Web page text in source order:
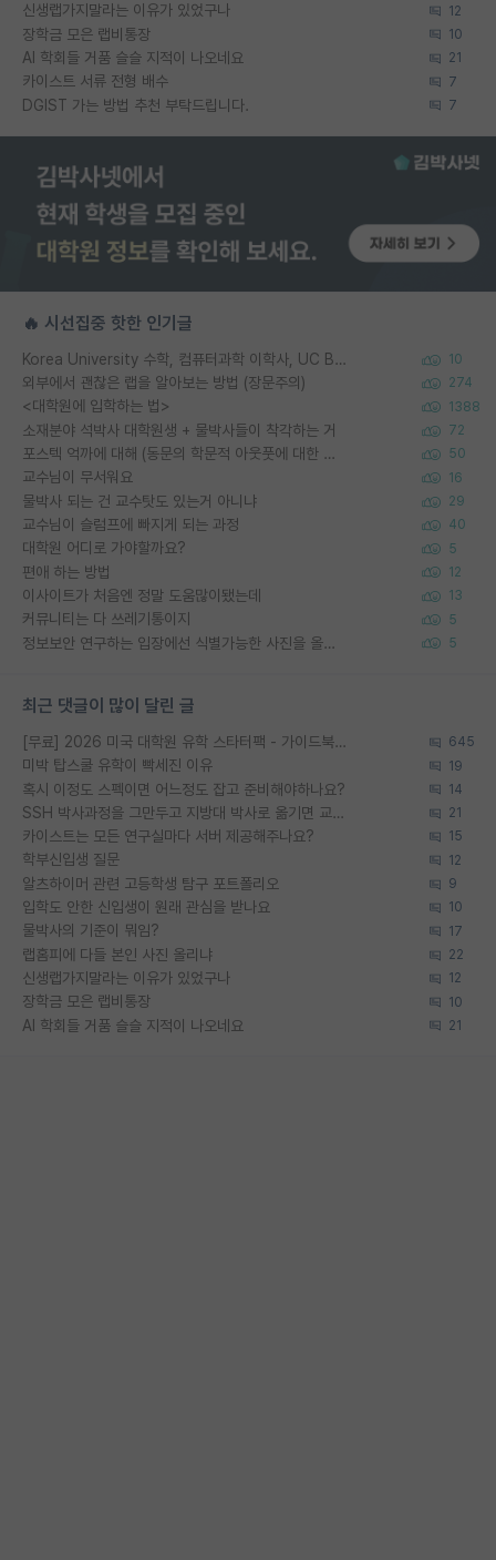
신생랩가지말라는 이유가 있었구나 12
장학금 모은 랩비통장 10
AI 학회들 거품 슬슬 지적이 나오네요 21
카이스트 서류 전형 배수 7
DGIST 가는 방법 추천 부탁드립니다. 7
🔥 시선집중 핫한 인기글
Korea University 수학, 컴퓨터과학 이학사, UC Berkeley 산업공학 대학원 공학박사가 되는 것은 쉽지 않겠죠? 10
외부에서 괜찮은 랩을 알아보는 방법 (장문주의) 274
<대학원에 입학하는 법> 1388
소재분야 석박사 대학원생 + 물박사들이 착각하는 거 72
포스텍 억까에 대해 (동문의 학문적 아웃풋에 대한 반박) 50
교수님이 무서워요 16
물박사 되는 건 교수탓도 있는거 아니냐 29
교수님이 슬럼프에 빠지게 되는 과정 40
대학원 어디로 가야할까요? 5
편애 하는 방법 12
이사이트가 처음엔 정말 도움많이됐는데 13
커뮤니티는 다 쓰레기통이지 5
정보보안 연구하는 입장에선 식별가능한 사진을 올리는건 비추이긴함 5
최근 댓글이 많이 달린 글
[무료] 2026 미국 대학원 유학 스타터팩 - 가이드북 & 합격자 컨택메일 템플릿 645
미박 탑스쿨 유학이 빡세진 이유 19
혹시 이정도 스펙이면 어느정도 잡고 준비해야하나요? 14
SSH 박사과정을 그만두고 지방대 박사로 옮기면 교수의 꿈은 끝일까요? 21
카이스트는 모든 연구실마다 서버 제공해주나요? 15
학부신입생 질문 12
알츠하이머 관련 고등학생 탐구 포트폴리오 9
입학도 안한 신입생이 원래 관심을 받나요 10
물박사의 기준이 뭐임? 17
랩홈피에 다들 본인 사진 올리냐 22
신생랩가지말라는 이유가 있었구나 12
장학금 모은 랩비통장 10
AI 학회들 거품 슬슬 지적이 나오네요 21